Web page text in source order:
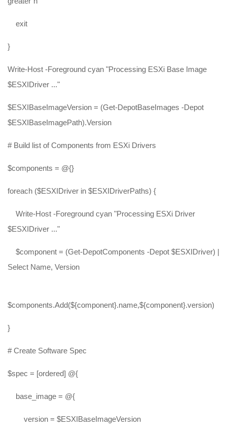
exit
}
Write-Host -Foreground cyan "Processing ESXi Base Image
$ESXIDriver ..."
$ESXIBaseImageVersion = (Get-DepotBaseImages -Depot
$ESXIBaseImagePath).Version
# Build list of Components from ESXi Drivers
$components = @{}
foreach ($ESXIDriver in $ESXIDriverPaths) {
Write-Host -Foreground cyan "Processing ESXi Driver
$ESXIDriver ..."
$component = (Get-DepotComponents -Depot $ESXIDriver) |
Select Name, Version
$components.Add(${component}.name,${component}.version)
}
# Create Software Spec
$spec = [ordered] @{
base_image = @{
version = $ESXIBaseImageVersion